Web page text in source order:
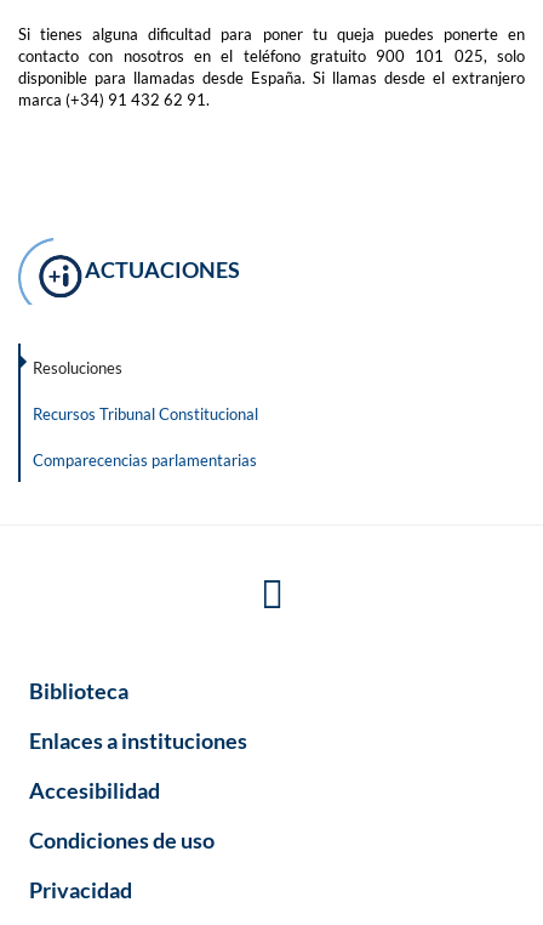
Si tienes alguna dificultad para poner tu queja puedes ponerte en
contacto con nosotros en el teléfono gratuito 900 101 025, solo
disponible para llamadas desde España. Si llamas desde el extranjero
marca (+34) 91 432 62 91.
ACTUACIONES
Resoluciones
Recursos Tribunal Constitucional
Comparecencias parlamentarias
Biblioteca
Enlaces a instituciones
Accesibilidad
Condiciones de uso
Privacidad